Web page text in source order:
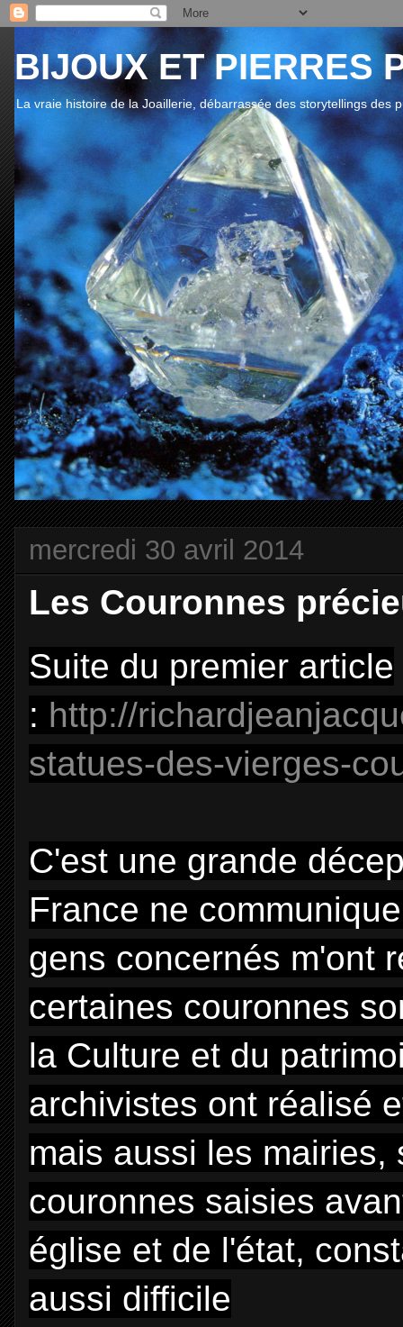
BIJOUX ET PIERRES
La vraie histoire de la Joaillerie, débarrassée des storytellings des
mercredi 30 avril 2014
Les Couronnes
Suite du premier article
: http://
statues-des-vierges-
C'est une grande
France ne
gens concernés m'ont
certaines couronnes
la Culture et du
archivistes ont réalisé
mais aussi les
couronnes saisies
église et de l'état,
aussi difficile